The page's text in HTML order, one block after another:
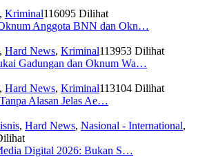
, Kriminal116095 Dilihat
Anggota BNN dan Okn…
, Hard News, Kriminal113953 Dilihat
Gadungan dan Oknum Wa…
, Hard News, Kriminal113104 Dilihat
Alasan Jelas Ae…
, Hard News, Nasional - International,
Digital 2026: Bukan S…